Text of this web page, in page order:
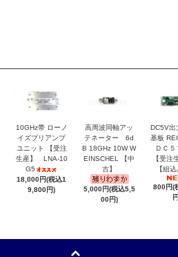
10GHz帯 ローノ
イズプリアンプ
ユニット 【受注
生産】 LNA-10
G5
18,000円(税込1
9,800円)
高周波同軸アッ
テネーター 6d
B 18GHz 10W W
EINSCHEL 【中
古】
5,000円(税込5,5
00円)
DC5V
基板
ＤＣ５
【受注
【組込
800円(